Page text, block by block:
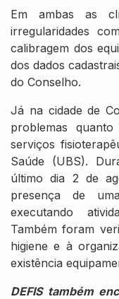
Em ambas as
irregularidades
calibragem dos
dos dados
do Conselho.
Já na cidade de
problemas
serviços
Saúde (UBS).
último dia 2 de
presença de
executando
Também foram
higiene e à
existência
DEFIS também